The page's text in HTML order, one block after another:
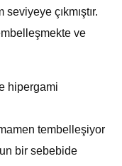
çıkmıştır.
ve
hipergami
tembelleşiyor
bir sebebide